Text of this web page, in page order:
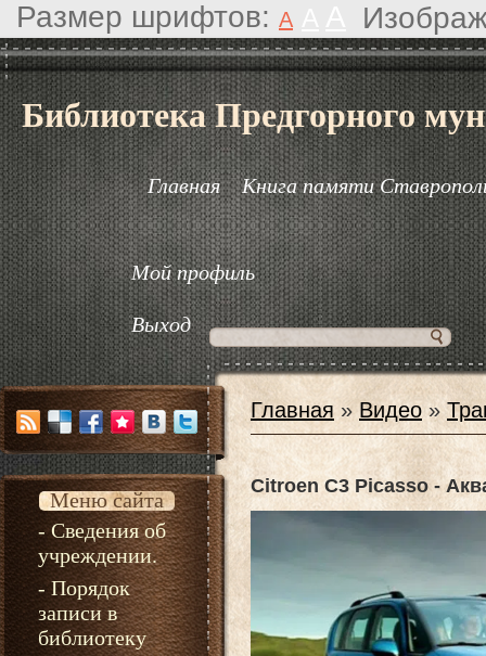
Размер шрифтов: A
Библиотека Предгорного
Главная Книга памяти
Мой профиль
Выход
Меню сайта
- Сведения об
учреждении.
- Порядок
записи в
библиотеку
Главная »Видео »
Citroen C3 Picasso -